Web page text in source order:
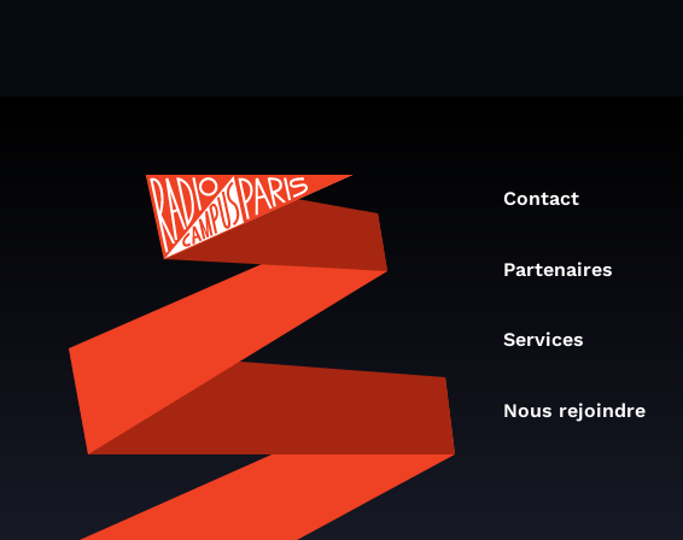
Contact
Partenaires
Services
Nous rejoindre